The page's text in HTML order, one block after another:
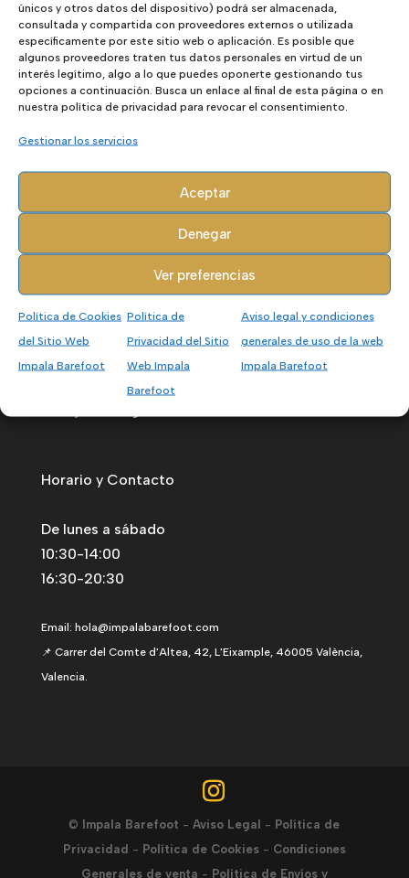
únicos y otros datos del dispositivo) podrá ser almacenada,
consultada y compartida con proveedores externos o utilizada
específicamente por este sitio web o aplicación. Es posible que
algunos proveedores traten tus datos personales en virtud de un
interés legítimo, algo a lo que puedes oponerte gestionando tus
opciones a continuación. Busca un enlace al final de esta página o en
nuestra política de privacidad para revocar el consentimiento.
Gestionar los servicios
Aceptar
Denegar
Ver preferencias
Política de Cookies
del Sitio Web
Impala Barefoot
Política de
Privacidad del Sitio
Web Impala
Barefoot
Aviso legal y condiciones
generales de uso de la web
Impala Barefoot
Mujer
Niños
Tarjetas Regalo
Outlet - Ofertas
Marcas
Accesorios
Calcetines
Pelotas
Separadores Dedos
Horario y Contacto
De lunes a sábado
10:30-14:00
16:30-20:30
Email: hola@impalabarefoot.com
📌 Carrer del Comte d'Altea, 42, L'Eixample, 46005 València,
Valencia.
© Impala Barefoot -Aviso Legal - Política de
Privacidad - Política de Cookies- Condiciones
Generales de venta - Política de Envíos y